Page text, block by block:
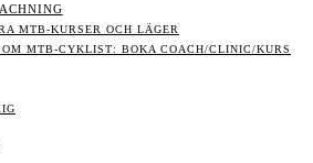
MTB-KURSER OCH LÄGER
MTB-CYKLIST: BOKA COACH/CLINIC/KURS